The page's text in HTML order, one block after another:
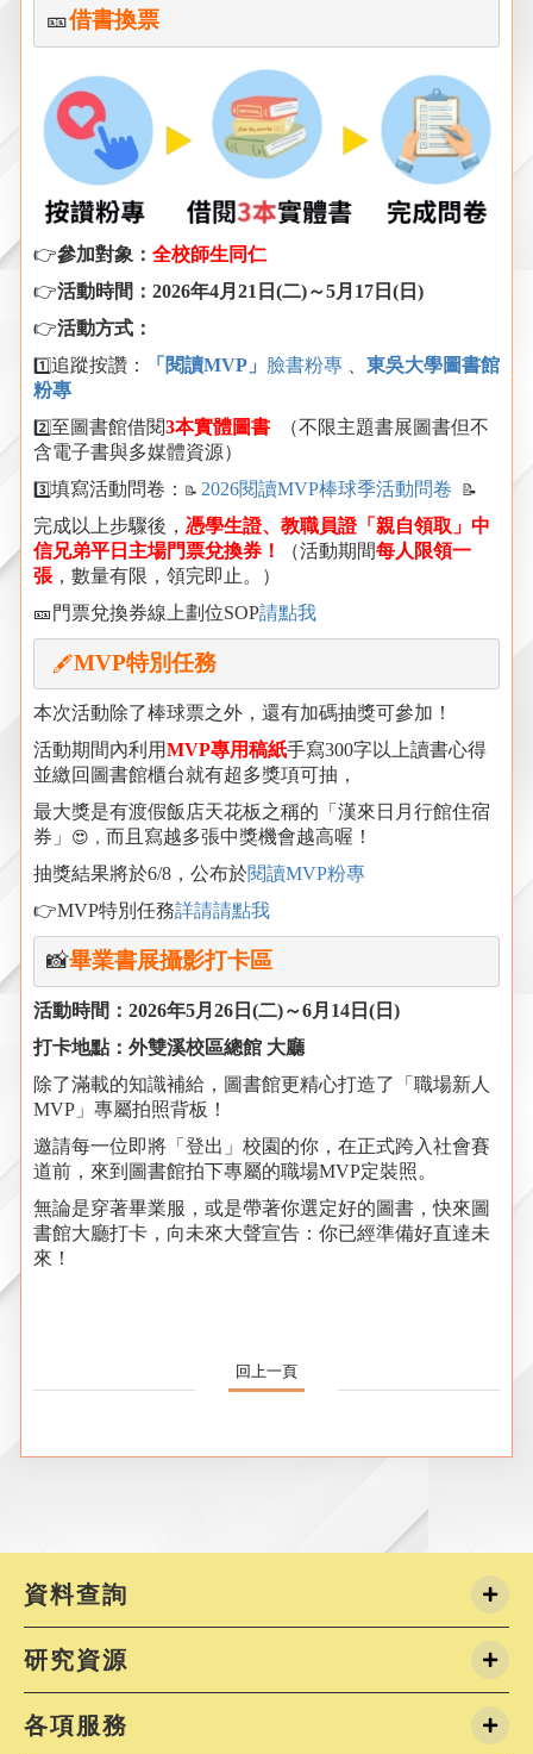
🎫借書換票
👉參加對象： 全校師生同仁
👉活動時間： 2026年4月 21 日 (二)～5月 17 日 ( 日 )
👉活動方式：
1️⃣追蹤按讚： 「閱讀MVP 」 臉書粉專
東吳大學圖書館
粉專
2️⃣至圖書館借閱3本實體圖書
（不限主題書展圖書但不
含電子書與多媒體資源）
3️⃣填寫活動問卷： 📝 2026閱讀MVP棒球季活動問卷 📝
完成以上步驟後， 憑學生證、教職員證「親自領取」中
信兄弟平日主場門票兌換券！
（活動期間每人限領一
張 ，數量有限，領完即止。）
🎫 門票兌換券線上劃位SOP請點我
🖋️MVP特別任務
本次活動除了棒球票之外，還有加碼抽獎可參加！
活動期間內利用MVP專用稿紙手寫300字以上讀書心得
並繳回圖書館櫃台就有超多獎項可抽，
最大獎是有渡假飯店天花板之稱的「漢來日月行館住宿
券」
😍 ， 而且寫越多張中獎機會越高喔 ！
抽獎結果將於6/8，公布於閱讀MVP粉專
👉MVP特別任務詳請請點我
📸畢業書展攝影打卡區
活動時間： 2026年5月 26 日 (二)～6月 14 日 ( 日 )
打卡地點：外雙溪校區總館 大廳
除了滿載的知識補給，圖書館更精心打造了「職場新人
MVP」專屬拍照背板！
邀請每一位即將「登出」校園的你， 在正式跨入社會賽
道前，來到圖書館拍下專屬的職場MVP定裝照。
無論是穿著畢業服，或是帶著你選定好的圖書，快來圖
書館大廳打卡，向未來大聲宣告：你已經準備好直達未
來！
回上一頁
資料查詢
研究資源
各項服務